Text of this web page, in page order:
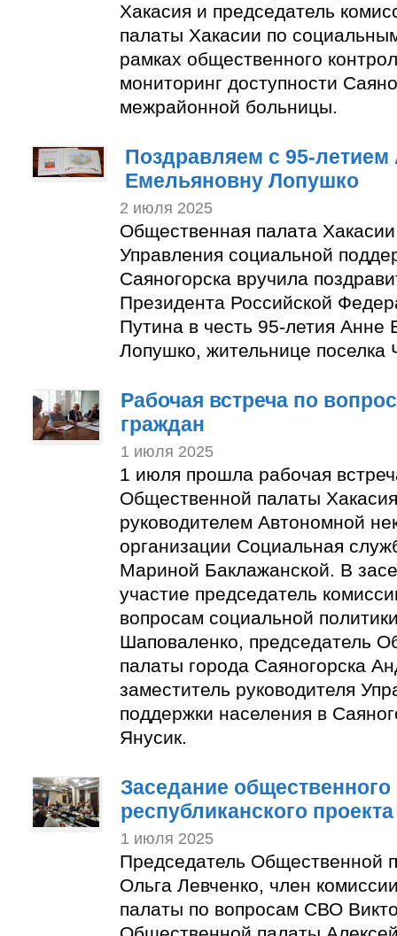
Хакасия и председатель
палаты Хакасии по
рамках общественного
мониторинг доступности
межрайонной больницы.
Поздравляем с 95-летием
Емельяновну Лопушко
2 июля 2025
Общественная палата
Управления социальной
Саяногорска вручила
Президента Российской
Путина в честь 95-летия Анне
Лопушко, жительнице поселка
Рабочая встреча по
граждан
1 июля 2025
1 июля прошла рабочая
Общественной палаты
руководителем Автономной
организации Социальная
Мариной Баклажанской. В
участие председатель
вопросам социальной
Шаповаленко, председатель
палаты города Саяногорска
заместитель руководителя
поддержки населения в
Янусик.
Заседание общественного
республиканского
1 июля 2025
Председатель Общественной
Ольга Левченко, член
палаты по вопросам СВО